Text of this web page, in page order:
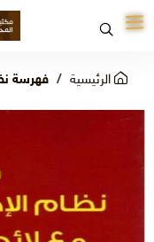
الرئيسية فهرسة